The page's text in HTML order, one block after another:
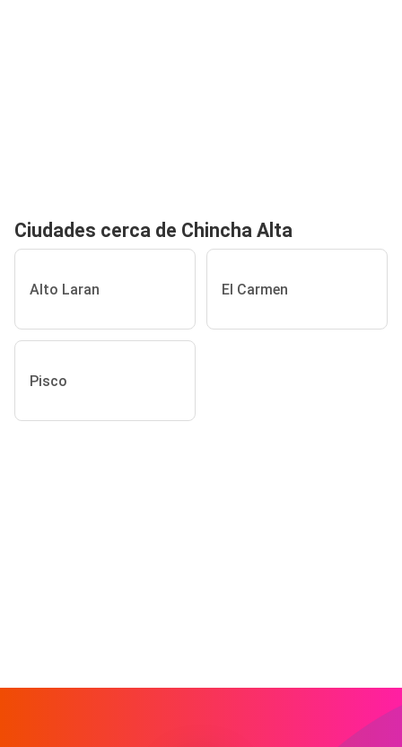
Ciudades cerca de Chincha Alta
Alto Laran El Carmen
Pisco